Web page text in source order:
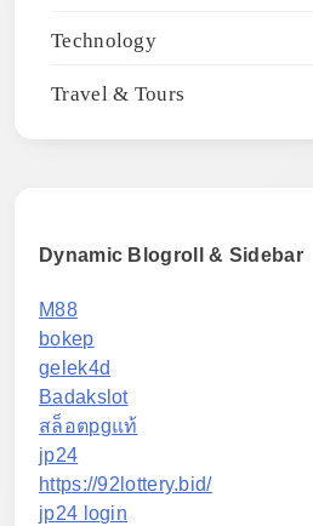
Technology
Travel & Tours
Dynamic Blogroll & Sidebar
M88
bokep
gelek4d
Badakslot
สล็อตpgแท้
jp24
https://92lottery.bid/
jp24 login